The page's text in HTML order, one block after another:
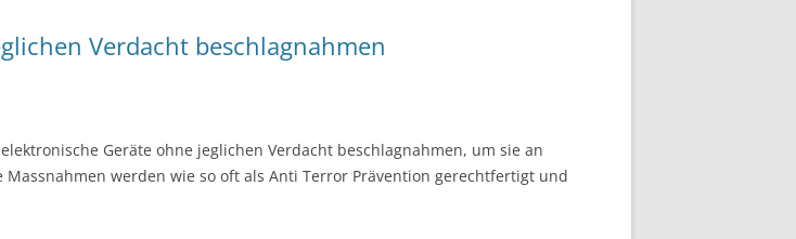
Verdacht beschlagnahmen
Geräte ohne jeglichen Verdacht beschlagnahmen, um sie an
werden wie so oft als Anti Terror Prävention gerechtfertigt und